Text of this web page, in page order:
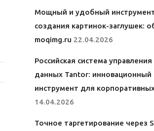
Мощный и удобный
создания картинок-заглушек:
moqimg.ru 22.04.2026
Российская система
данных Tantor: инновационный
инструмент для
14.04.2026
Точное таргетирование через